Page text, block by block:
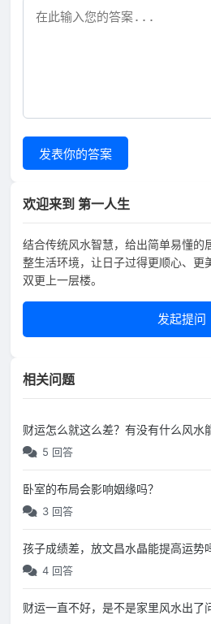
发表你的答案
欢迎来到 第一人生
结合传统风水智慧，给出简单易懂的
整生活环境，让日子过得更顺心、更
双更上一层楼。
发起提问
相关问题
财运怎么就这么差？有没有什么风水
5 回答
卧室的布局会影响姻缘吗？
3 回答
孩子成绩差，放文昌水晶能提高运势
4 回答
财运一直不好，是不是家里风水出了